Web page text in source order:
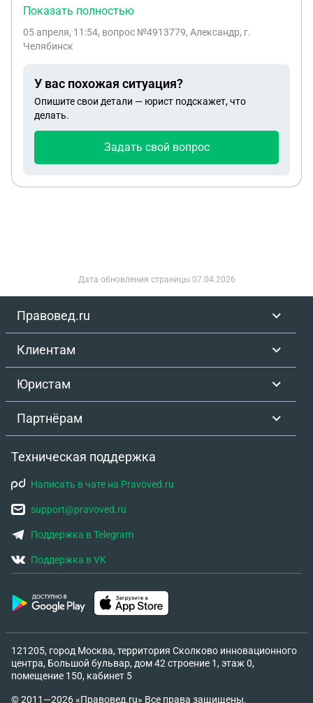
алименты с официального дохода и работает
налоги, что ему за это грозит?
Показать полностью
05 апреля, 11:54, вопрос №4913779, Александр, г.
Челябинск
У вас похожая ситуация?
Опишите свои детали — юрист подскажет, что
делать.
Задать свой вопрос
Дата обновления страницы 07.04.2026
Правовед.ru
Клиентам
Юристам
Партнёрам
Техническая поддержка
Написать в чате на Pravoved.ru
support@pravoved.ru
Поддержка в Telegram
Поддержка в VK
121205, город Москва, территория Сколково инновационного
центра, Большой бульвар, дом 42 строение 1, этаж 0,
помещение 150, кабинет 5
© 2011—2026 «Правовед.ru» Все права защищены.